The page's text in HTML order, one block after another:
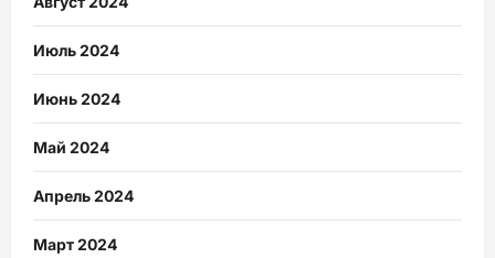
Июль 2024
Июнь 2024
Май 2024
Апрель 2024
Март 2024